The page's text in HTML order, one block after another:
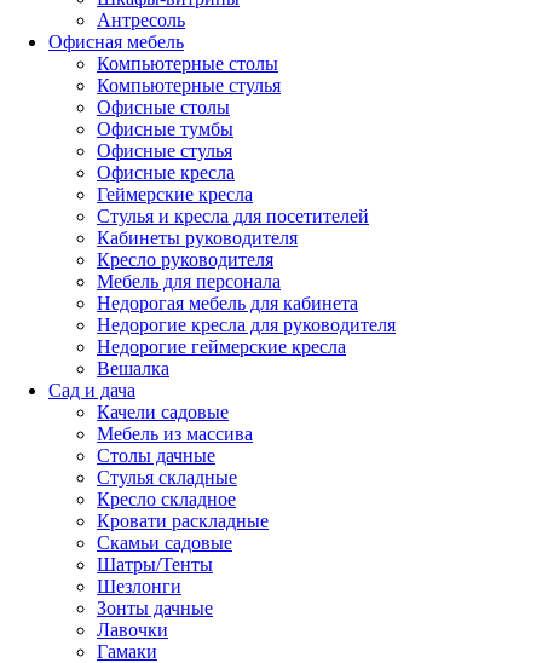
Антресоль
Офисная мебель
Компьютерные столы
Компьютерные стулья
Офисные столы
Офисные тумбы
Офисные стулья
Офисные кресла
Геймерские кресла
Стулья и кресла для посетителей
Кабинеты руководителя
Кресло руководителя
Мебель для персонала
Недорогая мебель для кабинета
Недорогие кресла для руководителя
Недорогие геймерские кресла
Вешалка
Сад и дача
Качели садовые
Мебель из массива
Столы дачные
Стулья складные
Кресло складное
Кровати раскладные
Скамьи садовые
Шатры/Тенты
Шезлонги
Зонты дачные
Лавочки
Гамаки